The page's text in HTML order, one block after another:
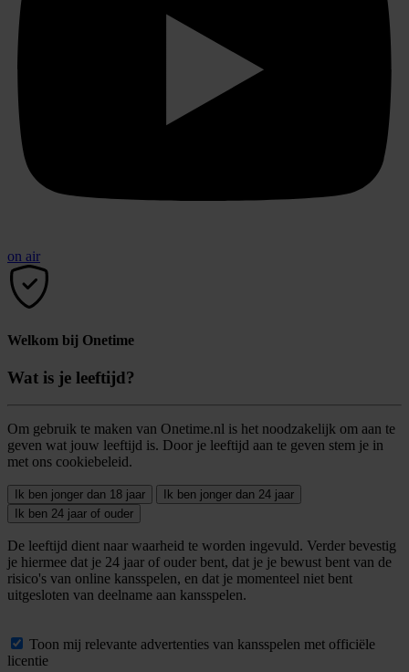
on air
Welkom bij Onetime
Wat is je leeftijd?
Om gebruik te maken van Onetime.nl is het noodzakelijk om aan te
geven wat jouw leeftijd is. Door je leeftijd aan te geven stem je in
met ons cookiebeleid.
Ik ben jonger dan 18 jaar
Ik ben jonger dan 24 jaar
Ik ben 24 jaar of ouder
De leeftijd dient naar waarheid te worden ingevuld. Verder bevestig
je hiermee dat je 24 jaar of ouder bent, dat je je bewust bent van de
risico's van online kansspelen, en dat je momenteel niet bent
uitgesloten van deelname aan kansspelen.
Toon mij relevante advertenties van kansspelen met officiële
licentie